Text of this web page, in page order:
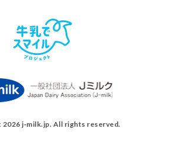
j‑milk.jp. All rights reserved.